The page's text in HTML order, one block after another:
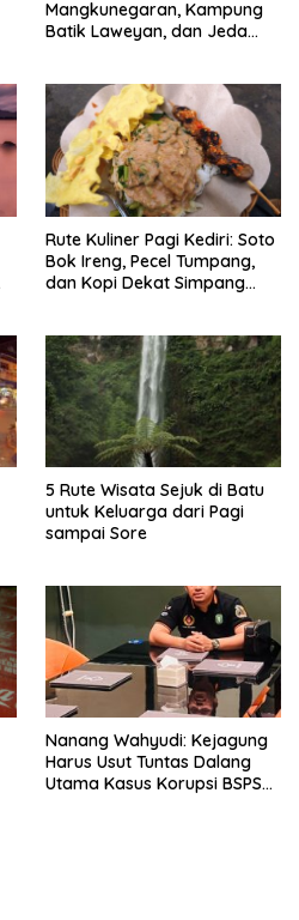
Mangkunegaran, Kampung
Batik Laweyan, dan Jeda
Rute Kuliner Pagi Kediri: Soto
Bok Ireng, Pecel Tumpang,
dan Kopi Dekat Simpang
5 Rute Wisata Sejuk di Batu
untuk Keluarga dari Pagi
sampai Sore
Nanang Wahyudi: Kejagung
Harus Usut Tuntas Dalang
Utama Kasus Korupsi BSPS